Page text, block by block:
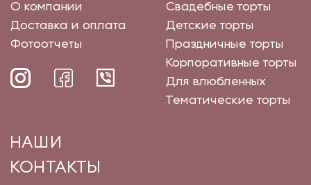
О компании
Доставка и оплата
Фотоотчеты
Свадебные торты
Детские торты
Праздничные торты
Корпоративные торты
Для влюбленных
Тематические торты
НАШИ
КОНТАКТЫ